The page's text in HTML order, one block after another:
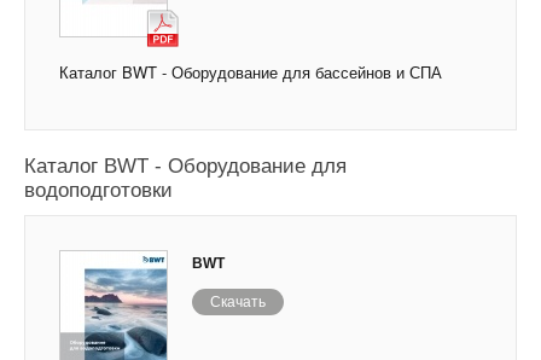
Каталог BWT - Оборудование для бассейнов и СПА
Каталог BWT - Оборудование для
водоподготовки
BWT
Скачать